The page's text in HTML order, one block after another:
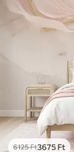
6125Ft3675 Ft